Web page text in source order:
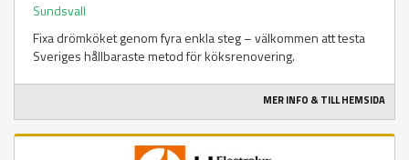
Sundsvall
Fixa drömköket genom fyra enkla steg – välkommen att testa
Sveriges hållbaraste metod för köksrenovering.
MER INFO & TILL HEMSIDA